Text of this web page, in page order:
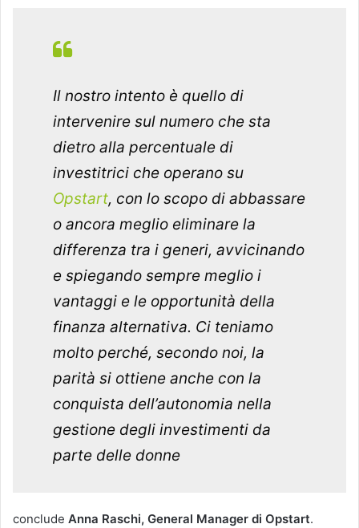
Il nostro intento è quello di
intervenire sul numero che sta
dietro alla percentuale di
investitrici che operano su
Opstart, con lo scopo di abbassare
o ancora meglio eliminare la
differenza tra i generi, avvicinando
e spiegando sempre meglio i
vantaggi e le opportunità della
finanza alternativa. Ci teniamo
molto perché, secondo noi, la
parità si ottiene anche con la
conquista dell’autonomia nella
gestione degli investimenti da
parte delle donne
conclude Anna Raschi, General Manager di Opstart.